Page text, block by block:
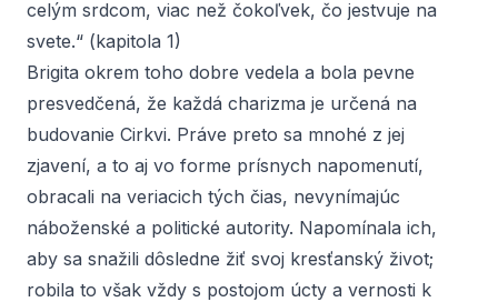
celým srdcom, viac než čokoľvek, čo jestvuje na
svete.“ (kapitola 1)
Brigita okrem toho dobre vedela a bola pevne
presvedčená, že každá charizma je určená na
budovanie Cirkvi. Práve preto sa mnohé z jej
zjavení, a to aj vo forme prísnych napomenutí,
obracali na veriacich tých čias, nevynímajúc
náboženské a politické autority. Napomínala ich,
aby sa snažili dôsledne žiť svoj kresťanský život;
robila to však vždy s postojom úcty a vernosti k